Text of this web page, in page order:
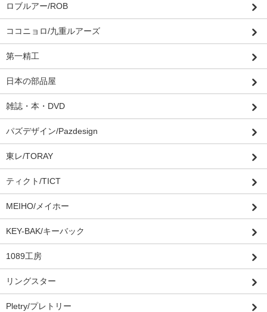
ロブルアー/ROB
ココニョロ/九重ルアーズ
第一精工
日本の部品屋
雑誌・本・DVD
パズデザイン/Pazdesign
東レ/TORAY
ティクト/TICT
MEIHO/メイホー
KEY-BAK/キーバック
1089工房
リングスター
Pletry/プレトリー